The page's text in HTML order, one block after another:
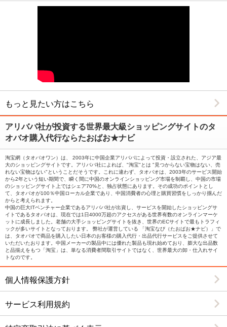
2012/4/20
型連休は１月１８日～１月２９日までの間はお休みとな
承の程宜しくお願いします。
2011/9/28
10月1日～9日まで中国の大型連休の為 代行業務がスト
ップ致します。その間サイト上でのご注文はできます
が、在庫確認、発送等は全てお休みとなりますのでご了
承の程宜しくお願いします。
2011/9/27
タオバオナビの買い手としての評価が王冠１つ（10,000
超)となりました。
2011/8/1
8月1日にタオバオナビ４周年を迎えました
もっと見たい方はこちら
アリババ社が投資する世界最大級ショッピングサイトのタ
オバオ購入代行ならたおばお★ナビ
淘宝網（タオバオワン）は、 2003年に中国企業アリババによって投資・設立された、アジア最
大のショッピングサイトです。アリババ社によれば、"淘宝"とは "見つからない宝物はない、売
れない宝物はない"ということだそうです。これに違わず、タオバオは、2003年のサービス開始
から2年という短い期間で、瞬く間に中国のオンラインショッピング市場を制覇し、中国の市場
のショッピングサイト上ではシェア70%と、独占状態にあります。その成功のポイントとし
て、タオバオが100％中国ローカル企業であり、中国消費者の心理と購買習慣をしっかり掴んだ
からと考えられます。
中国の巨大ITベンチャー企業であるアリババ社が出資し、サービスを開始したショッピングサ
イトであるタオバオは、現在では1日4000万超のアクセスがある世界有数のオンラインマーケ
ットに成長しました。老舗の大手ショッピングサイトを抜き、世界のECサイトで最もトラフィ
ックが多いサイトとなっております。 弊社が運営している 「淘宝なび（たおばお★ナビ）」で
は、タオバオで商品を購入したい日本のお客様の購入代行・出品代行サービスをご提供させて
いただいたおります。中国メーカーの製品中には優れた製品も現れ始めており、膨大な出品数
と品揃えをもつ「淘宝」は、単なる消費者間取引サイトではなく、世界最大の卸・仕入れサイ
トなのです。
個人情報保護方針
サービス利用規約